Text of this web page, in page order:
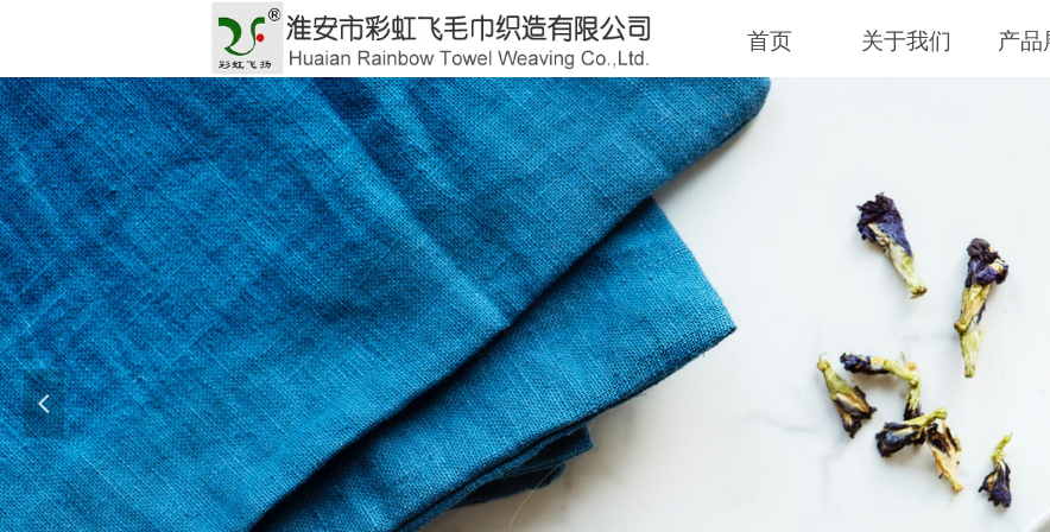
首页 关于我们 产品
彩虹飞毛巾 让每一天始于温柔
Let every day begin with gentleness
GOOD TOWEL, GOOD
好毛巾，好生活
넳